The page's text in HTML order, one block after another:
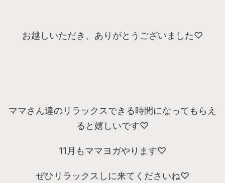
お越しいただき、ありがとうございました♡
ママさん達のリラックスできる時間になってもらえ
ると嬉しいです♡
11月もママヨガやります♡
ぜひリラックスしに来てくださいね♡